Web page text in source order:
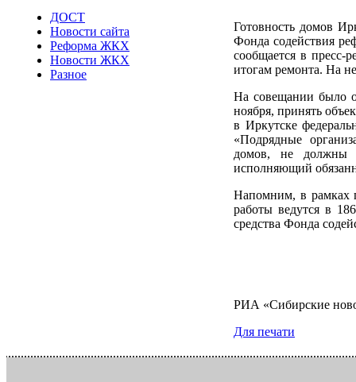
ДОСТ
Новости сайта
Реформа ЖКХ
Новости ЖКХ
Разное
Готовность домов
Фонда содействия
сообщается в пресс-
итогам ремонта. На
На совещании было
ноября, принять
в Иркутске
«Подрядные
домов, не должны
исполняющий
Напомним, в рамках
работы ведутся в
средства Фонда
РИА «Сибирские
Для печати